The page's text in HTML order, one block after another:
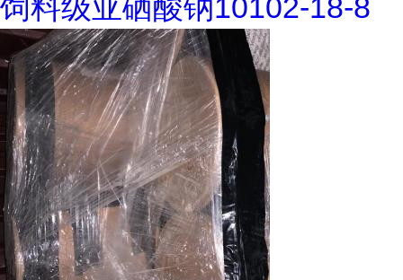
饲料级亚硒酸钠10102-18-8